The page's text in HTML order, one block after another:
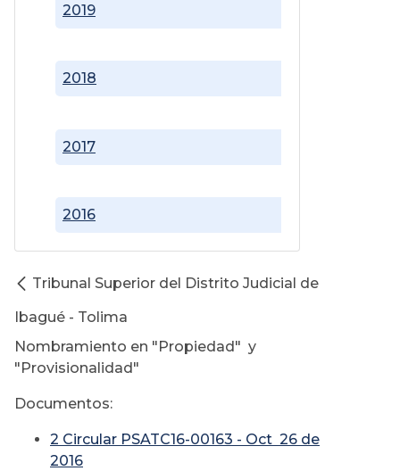
2016
2017
2018
2019
Tribunal Superior del Distrito Judicial de
Ibagué - Tolima
Nombramiento en "Propiedad" y
"Provisionalidad"
Documentos:
2 Circular PSATC16-00163 - Oct 26 de
2016